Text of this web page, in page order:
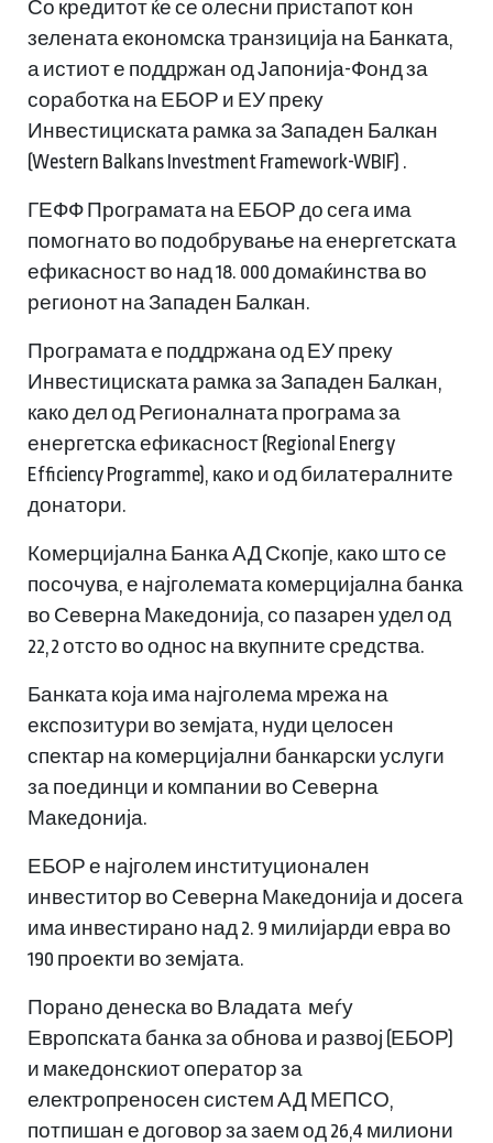
Со кредитот ќе се олесни пристапот кон
зелената економска транзиција на Банката,
а истиот е поддржан од Јапонија-Фонд за
соработка на ЕБОР и ЕУ преку
Инвестициската рамка за Западен Балкан
(Western Balkans Investment Framework-WBIF) .
ГЕФФ Програмата на ЕБОР до сега има
помогнато во подобрување на енергетската
ефикасност во над 18. 000 домаќинства во
регионот на Западен Балкан.
Програмата е поддржана од ЕУ преку
Инвестициската рамка за Западен Балкан,
како дел од Регионалната програма за
енергетска ефикасност (Regional Energy
Efficiency Programme), како и од билатералните
донатори.
Комерцијална Банка АД Скопје, како што се
посочува, е најголемата комерцијална банка
во Северна Македонија, со пазарен удел од
22,2 отсто во однос на вкупните средства.
Банката која има најголема мрежа на
експозитури во земјата, нуди целосен
спектар на комерцијални банкарски услуги
за поединци и компании во Северна
Македонија.
ЕБОР е најголем институционален
инвеститор во Северна Македонија и досега
има инвестирано над 2. 9 милијарди евра во
190 проекти во земјата.
Порано денеска во Владата меѓу
Европската банка за обнова и развој (ЕБОР)
и македонскиот оператор за
електропреносен систем АД МЕПСО,
потпишан е договор за заем од 26,4 милиони